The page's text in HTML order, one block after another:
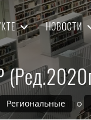
НОВОСТИ
Региональные